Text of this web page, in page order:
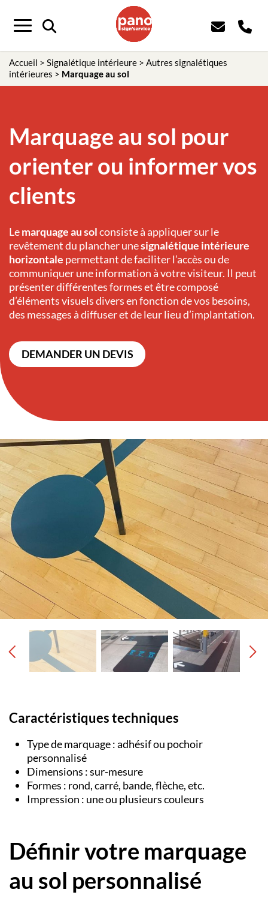
Menu
Accueil > Signalétique intérieure > Autres signalétiques
intérieures > Marquage au sol
Marquage au sol pour
orienter ou informer vos
clients
Lemarquage au solconsiste à appliquer sur le
revêtement du plancher unesignalétique intérieure
horizontale permettant de faciliter l’accès ou de
communiquer une information à votre visiteur. Il peut
présenter différentes formes et être composé
d’éléments visuels divers en fonction de vos besoins,
des messages à diffuser et de leur lieu d’implantation.
DEMANDER UN DEVIS
Caractéristiques techniques
Type de marquage : adhésif ou pochoir
personnalisé
Dimensions : sur-mesure
Formes : rond, carré, bande, flèche, etc.
Impression : une ou plusieurs couleurs
Définir votre marquage
au sol personnalisé
Panneau de gestion des cookies